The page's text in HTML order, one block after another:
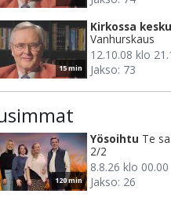
15 min
Kirkossa
Vanhurskaus
12.10.08 klo
Jakso: 73
120 min
Yösoihtu Te
2/2
8.8.26 klo 00.00
Jakso: 26